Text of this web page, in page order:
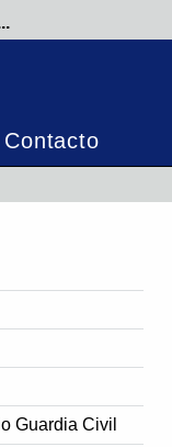
Contacto
Guardia Civil